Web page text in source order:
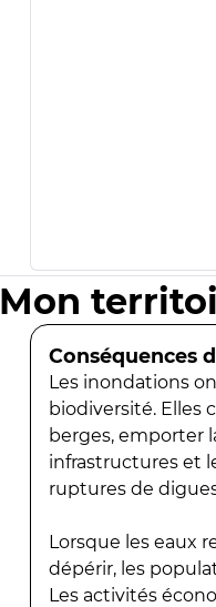
Mon
Conséquences
Les inondations
biodiversité. Elles
berges, emporter
infrastructures et
ruptures de
Lorsque les eaux
dépérir, les
Les activités